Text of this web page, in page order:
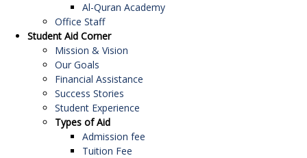
Al-Quran Academy
Office Staff
Student Aid Corner
Mission & Vision
Our Goals
Financial Assistance
Success Stories
Student Experience
Types of Aid
Admission fee
Tuition Fee